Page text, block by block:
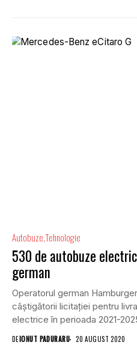
AutobuzeTehnologie
530 de autobuze
german
Operatorul german
câștigătorii licitației pentru
electrice în perioada 2021-
public a...
DEIONUT PADURARU 20 AUGUST 2020